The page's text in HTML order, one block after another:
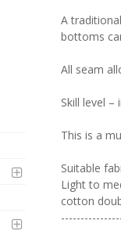
A
bottoms
All seam
Skill level –
This is a
Suitable
Light to
cotton